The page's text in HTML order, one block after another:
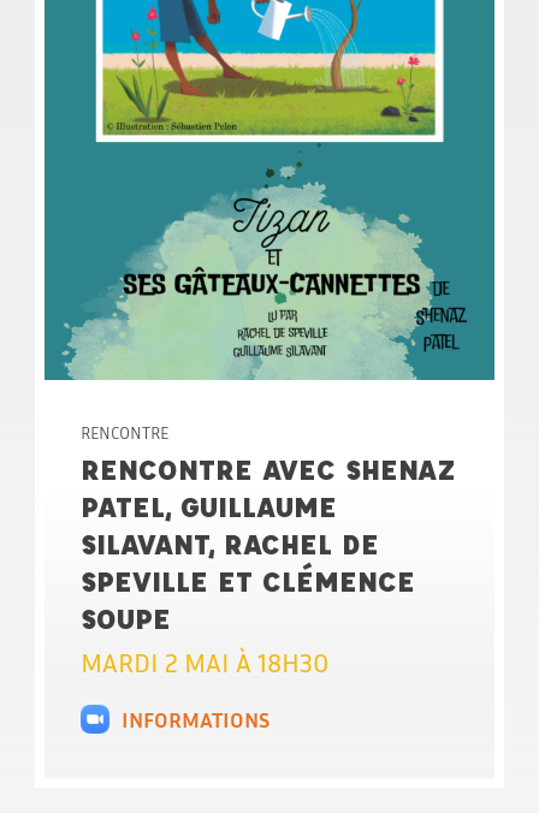
RENCONTRE
RENCONTRE AVEC SHENAZ
PATEL, GUILLAUME
SILAVANT, RACHEL DE
SPEVILLE ET CLÉMENCE
SOUPE
MARDI 2 MAI À 18H30
INFORMATIONS